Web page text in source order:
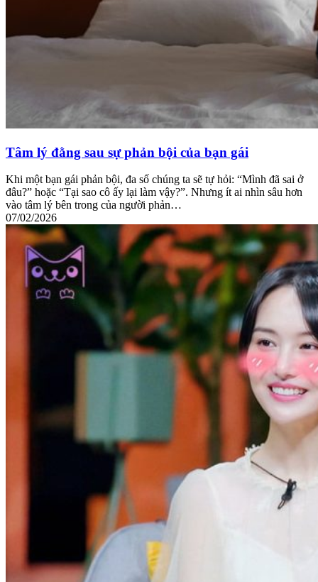
Tâm lý đằng sau sự phản bội của bạn gái
Khi một bạn gái phản bội, đa số chúng ta sẽ tự hỏi: “Mình đã sai ở
đâu?” hoặc “Tại sao cô ấy lại làm vậy?”. Nhưng ít ai nhìn sâu hơn
vào tâm lý bên trong của người phản…
07/02/2026